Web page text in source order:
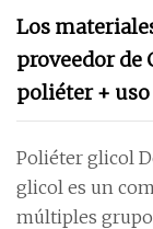
Los
proveedor de
poliéter +
Poliéter glicol
glicol es un
múltiples